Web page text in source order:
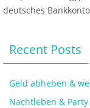
deutsches Bankkonto
Recent Posts
Geld abheben &
Nachtleben &